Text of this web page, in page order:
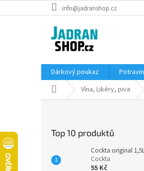
na
info@jadranshop.cz
Dárkový poukaz
Domů Vína, Likéry, piva
Top 10 produktů
Cockta original
Cockta
55 Kč